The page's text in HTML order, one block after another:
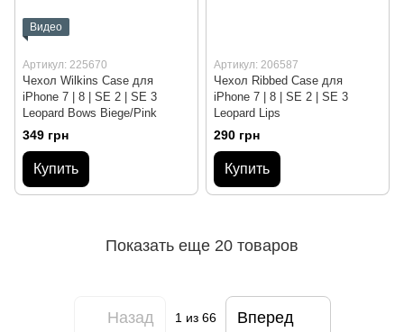
Видео
Артикул: 225670
Чехол Wilkins Case для
iPhone 7 | 8 | SE 2 | SE 3
Leopard Bows Biege/Pink
349 грн
Купить
Артикул: 206587
Чехол Ribbed Case для
iPhone 7 | 8 | SE 2 | SE 3
Leopard Lips
290 грн
Купить
Показать еще 20 товаров
Назад 1из 66 Вперед